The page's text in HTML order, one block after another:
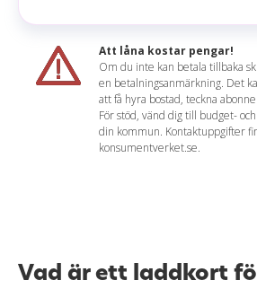
Ränta
Effektiv ränta
Räntefritt
Korttyp
Påminnelseavgift
Drivmedelsrabatt på OKQ8
Bonus eller cashback på alla köp
1% sparränta
Nackdelar
Mathilda sammanfattar
Riktigt bra bensinkort med många
Förutom att kortet är gratis och
Att låna kostar pengar!
Om du inte kan betala tillbaka
en betalningsanmärkning. Det
att få hyra bostad, teckna
För stöd, vänd dig till budget-
din kommun. Kontaktuppgifter
konsumentverket.se.
Vad är ett laddkort